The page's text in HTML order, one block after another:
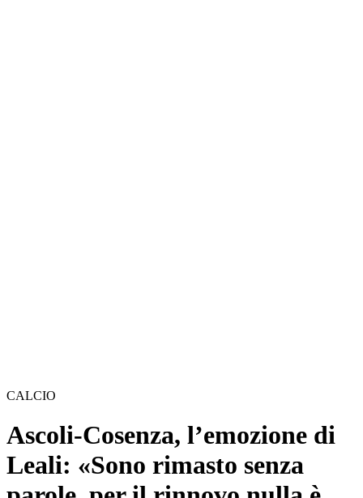
CALCIO
Ascoli-Cosenza, l’emozione di
Leali: «Sono rimasto senza